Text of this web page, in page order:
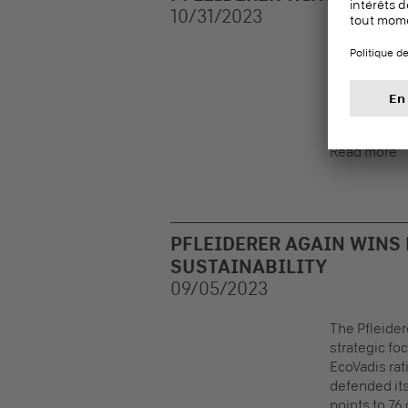
10/31/2023
The
category,
company's
Read more
PFLEIDERER AGAIN WINS
SUSTAINABILITY
09/05/2023
The
strategic
EcoVadis
defended